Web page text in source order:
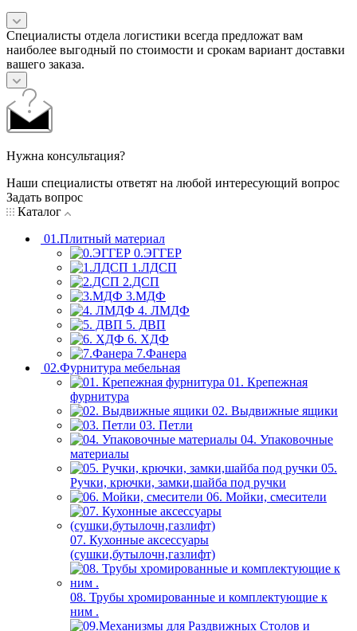
Специалисты отдела логистики всегда предложат вам
наиболее выгодный по стоимости и срокам вариант доставки
вашего заказа.
Нужна консультация?
Наши специалисты ответят на любой интересующий вопрос
Задать вопрос
Каталог
01.Плитный материал
0.ЭГГЕР
1.ЛДСП
2.ДСП
3.МДФ
4. ЛМДФ
5. ДВП
6. ХДФ
7.Фанера
02.Фурнитура мебельная
01. Крепежная
фурнитура
02. Выдвижные ящики
03. Петли
04. Упаковочные
материалы
05.
Ручки, крючки, замки,шайба под ручки
06. Мойки, смесители
07. Кухонные аксессуары
(сушки,бутылочн,газлифт)
08. Трубы хромированные и комплектующие к
ним .